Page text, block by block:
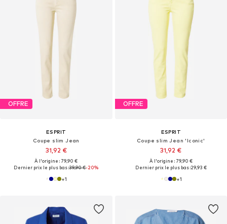
OFFRE
ESPRIT
Coupe slim Jean
31,92 €
À l'origine : 79,90 €
Dernier prix le plus bas :39,90 €-20%
+1
OFFRE
ESPRIT
Coupe slim Jean 'Iconic'
31,92 €
À l'origine : 79,90 €
Dernier prix le plus bas :29,93 €
+1